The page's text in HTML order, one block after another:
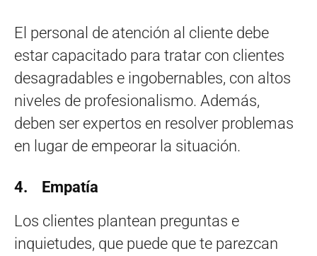
El personal de atención al cliente debe
estar capacitado para tratar con clientes
desagradables e ingobernables, con altos
niveles de profesionalismo. Además,
deben ser expertos en resolver problemas
en lugar de empeorar la situación.
4. Empatía
Los clientes plantean preguntas e
inquietudes, que puede que te parezcan